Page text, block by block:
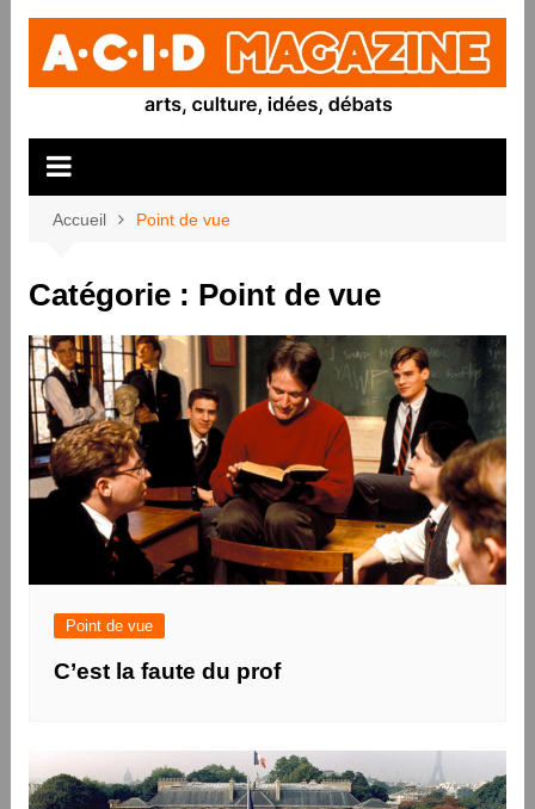
Aller
contenu
Accueil Point de vue
Catégorie : Point de vue
Point de vue
C’est la faute du prof